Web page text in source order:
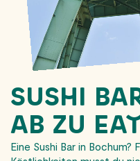
SUSHI
AB ZU
Eine Sushi Bar in Bochum?